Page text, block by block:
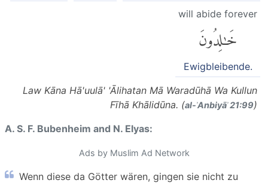
will abide forever
خَٰلِدُونَ
Ewigbleibende.
Law Kāna Hā'uulā' 'Ālihatan Mā Waradūhā Wa Kullun
Fīhā Khālidūna. (al-ʾAnbiyāʾ 21:99)
A. S. F. Bubenheim and N. Elyas:
Ads by Muslim Ad Network
Wenn diese da Götter wären, gingen sie nicht zu